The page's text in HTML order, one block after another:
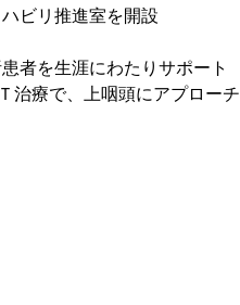
を開設
者を生涯にわたりサポート
アプローチ